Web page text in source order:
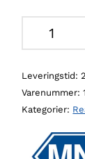
HE
mangan,
100
stk/pk
antall
Leveringstid:
Varenummer:
Kategorier: